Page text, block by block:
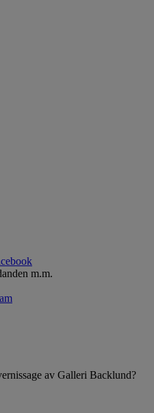
m.m.
av Galleri Backlund?